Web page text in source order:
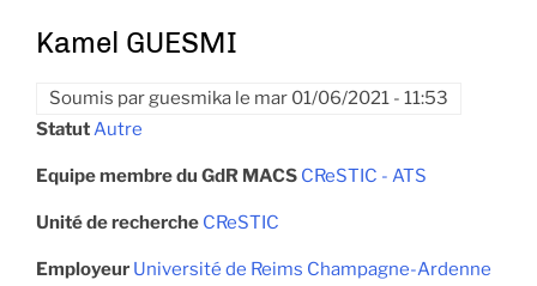
Kamel GUESMI
Soumis parguesmika le mar 01/06/2021 - 11:53
StatutAutre
Equipe membre du GdR MACS CReSTIC - ATS
Unité de recherche CReSTIC
Employeur Université de Reims Champagne-Ardenne